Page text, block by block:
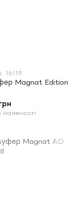
16119
Magnat Edition
наявності